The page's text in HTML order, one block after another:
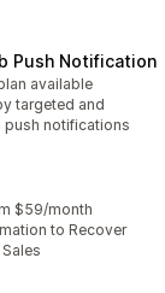
Push Notification
available
targeted and
push notifications
$59/month
to Recover